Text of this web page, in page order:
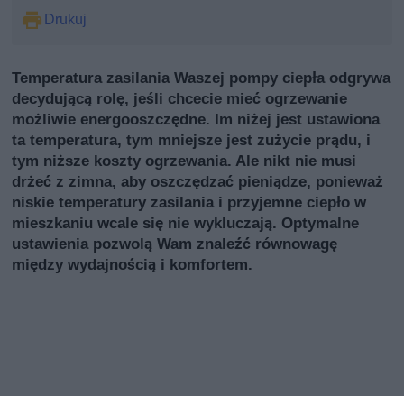
Drukuj
Temperatura zasilania Waszej pompy ciepła odgrywa
decydującą rolę, jeśli chcecie mieć ogrzewanie
możliwie energooszczędne. Im niżej jest ustawiona
ta temperatura, tym mniejsze jest zużycie prądu, i
tym niższe koszty ogrzewania. Ale nikt nie musi
drżeć z zimna, aby oszczędzać pieniądze, ponieważ
niskie temperatury zasilania i przyjemne ciepło w
mieszkaniu wcale się nie wykluczają. Optymalne
ustawienia pozwolą Wam znaleźć równowagę
między wydajnością i komfortem.